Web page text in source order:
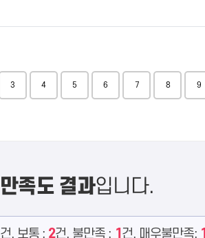
3 4 5 6 7 8 9
만족도 결과입니다.
건, 보통 : 2건, 불만족 : 1 건, 매우불만족: 1